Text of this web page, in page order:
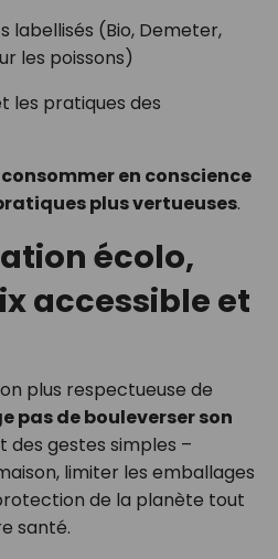
labellisés (Bio, Demeter,
les poissons)
les pratiques des
consommer en conscience
plus vertueuses.
écolo,
accessible et
plus respectueuse de
pas de bouleverser son
des gestes simples –
limiter les emballages
de la planète tout
santé.